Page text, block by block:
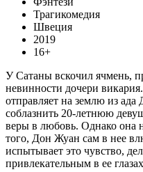
Трагикомедия
Швеция
2019
16+
У Сатаны вскочил ячмень,
невинности дочери
отправляет на землю из
соблазнить 20-летнюю
веры в любовь. Однако она
того, Дон Жуан сам в нее
испытывает это чувство,
привлекательным в ее